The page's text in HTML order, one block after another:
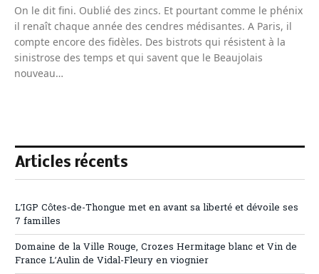
On le dit fini. Oublié des zincs. Et pourtant comme le phénix
il renaît chaque année des cendres médisantes. A Paris, il
compte encore des fidèles. Des bistrots qui résistent à la
sinistrose des temps et qui savent que le Beaujolais
nouveau…
Articles récents
L’IGP Côtes-de-Thongue met en avant sa liberté et dévoile ses
7 familles
Domaine de la Ville Rouge, Crozes Hermitage blanc et Vin de
France L’Aulin de Vidal-Fleury en viognier